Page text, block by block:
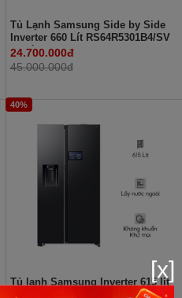
Tủ Lạnh Samsung Side by Side
Inverter 660 Lít RS64R5301B4/SV
(2 Cánh)
24.700.000đ
45.000.000đ
40%
Tủ lạnh Samsung Inverter 615 lít
Side By Side RS90F65D2FSV
[x]